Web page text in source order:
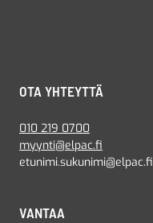
OTA YHTEYTTÄ
010 219 0700
myynti@elpac.fi
etunimi.sukunimi@elpac.fi
VANTAA